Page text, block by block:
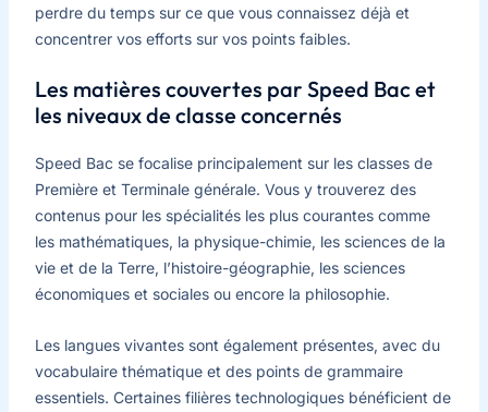
perdre du temps sur ce que vous connaissez déjà et
concentrer vos efforts sur vos points faibles.
Les matières couvertes par Speed Bac et
les niveaux de classe concernés
Speed Bac se focalise principalement sur les classes de
Première et Terminale générale. Vous y trouverez des
contenus pour les spécialités les plus courantes comme
les mathématiques, la physique-chimie, les sciences de la
vie et de la Terre, l’histoire-géographie, les sciences
économiques et sociales ou encore la philosophie.
Les langues vivantes sont également présentes, avec du
vocabulaire thématique et des points de grammaire
essentiels. Certaines filières technologiques bénéficient de